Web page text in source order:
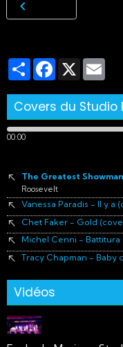
PartagerFacebook
X
Covers du Studio
00:00
The Greatest
Roosevelt
Vanessa Paradis - Il y a
Chet Faker - Gold
Michel Cenni - Battitura
Tracy Chapman - Baby
Vidéos